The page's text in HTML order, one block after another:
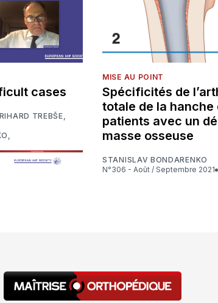
cases
RIHARD TREBŠE,
,
MISE AU POINT
Spécificités de
totale de la hanche
patients avec un
masse osseuse
STANISLAV BONDARENKO
N°306 - Août / Septembre 2021